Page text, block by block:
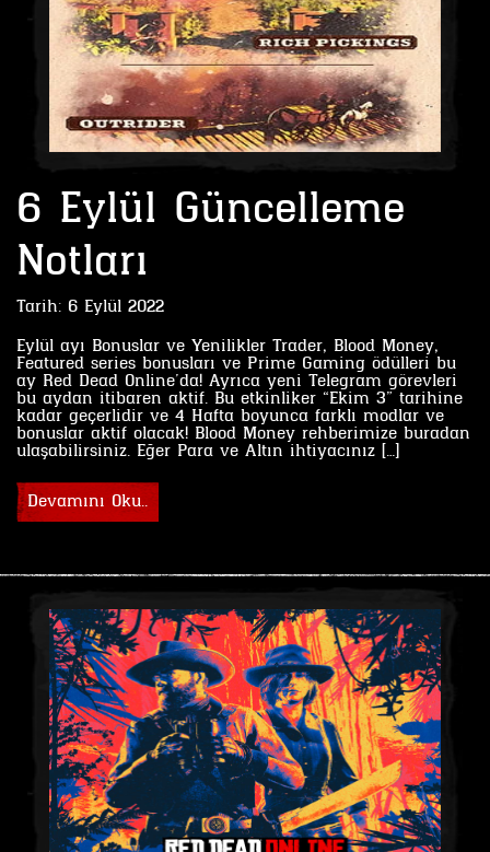
6 Eylül Güncelleme
Notları
Tarih: 6 Eylül 2022
Eylül ayı Bonuslar ve Yenilikler Trader, Blood Money,
Featured series bonusları ve Prime Gaming ödülleri bu
ay Red Dead Online’da! Ayrıca yeni Telegram görevleri
bu aydan itibaren aktif. Bu etkinliker “Ekim 3” tarihine
kadar geçerlidir ve 4 Hafta boyunca farklı modlar ve
bonuslar aktif olacak! Blood Money rehberimize buradan
ulaşabilirsiniz. Eğer Para ve Altın ihtiyacınız […]
Devamını Oku..